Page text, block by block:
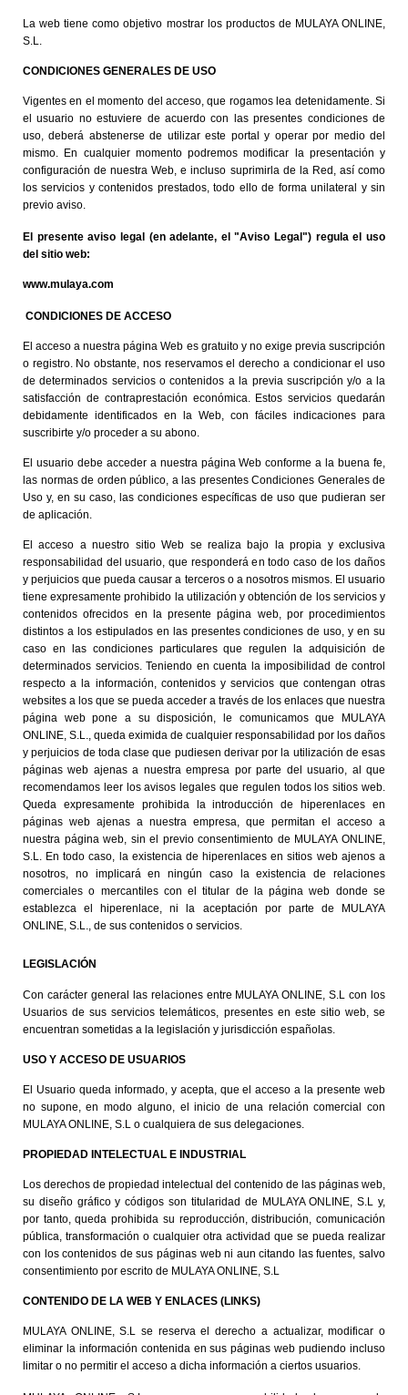
La web tiene como objetivo mostrar los productos de MULAYA ONLINE,
S.L.
CONDICIONES GENERALES DE USO
Vigentes en el momento del acceso, que rogamos lea detenidamente. Si
el usuario no estuviere de acuerdo con las presentes condiciones de
uso, deberá abstenerse de utilizar este portal y operar por medio del
mismo. En cualquier momento podremos modificar la presentación y
configuración de nuestra Web, e incluso suprimirla de la Red, así como
los servicios y contenidos prestados, todo ello de forma unilateral y sin
previo aviso.
El presente aviso legal (en adelante, el "Aviso Legal") regula el uso
del sitio web:
www.mulaya.com
CONDICIONES DE ACCESO
El acceso a nuestra página Web es gratuito y no exige previa suscripción
o registro. No obstante, nos reservamos el derecho a condicionar el uso
de determinados servicios o contenidos a la previa suscripción y/o a la
satisfacción de contraprestación económica. Estos servicios quedarán
debidamente identificados en la Web, con fáciles indicaciones para
suscribirte y/o proceder a su abono.
El usuario debe acceder a nuestra página Web conforme a la buena fe,
las normas de orden público, a las presentes Condiciones Generales de
Uso y, en su caso, las condiciones específicas de uso que pudieran ser
de aplicación.
El acceso a nuestro sitio Web se realiza bajo la propia y exclusiva
responsabilidad del usuario, que responderá en todo caso de los daños
y perjuicios que pueda causar a terceros o a nosotros mismos. El usuario
tiene expresamente prohibido la utilización y obtención de los servicios y
contenidos ofrecidos en la presente página web, por procedimientos
distintos a los estipulados en las presentes condiciones de uso, y en su
caso en las condiciones particulares que regulen la adquisición de
determinados servicios. Teniendo en cuenta la imposibilidad de control
respecto a la información, contenidos y servicios que contengan otras
websites a los que se pueda acceder a través de los enlaces que nuestra
página web pone a su disposición, le comunicamos que MULAYA
ONLINE, S.L., queda eximida de cualquier responsabilidad por los daños
y perjuicios de toda clase que pudiesen derivar por la utilización de esas
páginas web ajenas a nuestra empresa por parte del usuario, al que
recomendamos leer los avisos legales que regulen todos los sitios web.
Queda expresamente prohibida la introducción de hiperenlaces en
páginas web ajenas a nuestra empresa, que permitan el acceso a
nuestra página web, sin el previo consentimiento de MULAYA ONLINE,
S.L. En todo caso, la existencia de hiperenlaces en sitios web ajenos a
nosotros, no implicará en ningún caso la existencia de relaciones
comerciales o mercantiles con el titular de la página web donde se
establezca el hiperenlace, ni la aceptación por parte de MULAYA
ONLINE, S.L., de sus contenidos o servicios.
LEGISLACIÓN
Con carácter general las relaciones entre MULAYA ONLINE, S.L con los
Usuarios de sus servicios telemáticos, presentes en este sitio web, se
encuentran sometidas a la legislación y jurisdicción españolas.
USO Y ACCESO DE USUARIOS
El Usuario queda informado, y acepta, que el acceso a la presente web
no supone, en modo alguno, el inicio de una relación comercial con
MULAYA ONLINE, S.L o cualquiera de sus delegaciones.
PROPIEDAD INTELECTUAL E INDUSTRIAL
Los derechos de propiedad intelectual del contenido de las páginas web,
su diseño gráfico y códigos son titularidad de MULAYA ONLINE, S.L y,
por tanto, queda prohibida su reproducción, distribución, comunicación
pública, transformación o cualquier otra actividad que se pueda realizar
con los contenidos de sus páginas web ni aun citando las fuentes, salvo
consentimiento por escrito de MULAYA ONLINE, S.L
CONTENIDO DE LA WEB Y ENLACES (LINKS)
MULAYA ONLINE, S.L se reserva el derecho a actualizar, modificar o
eliminar la información contenida en sus páginas web pudiendo incluso
limitar o no permitir el acceso a dicha información a ciertos usuarios.